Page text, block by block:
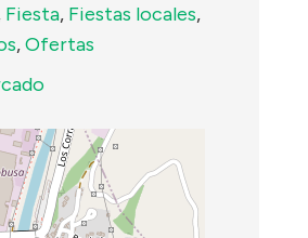
Fiesta, Fiestas locales,
,Ofertas